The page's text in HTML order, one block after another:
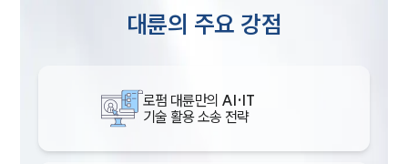
대륜의 주요 강점
로펌 대륜만의 AI·IT
기술 활용 소송 전략